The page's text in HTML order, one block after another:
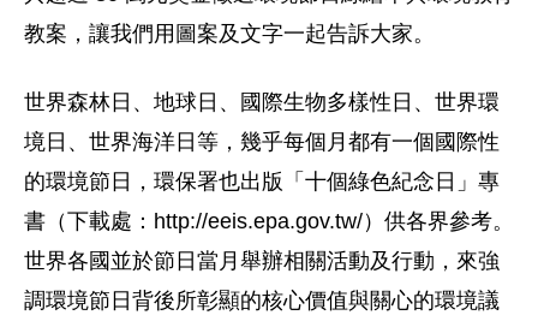
教案，讓我們用圖案及文字一起告訴大家。
世界森林日、地球日、國際生物多樣性日、世界環
境日、世界海洋日等，幾乎每個月都有一個國際性
的環境節日，環保署也出版「十個綠色紀念日」專
書（下載處：http://eeis.epa.gov.tw/）供各界參考。
世界各國並於節日當月舉辦相關活動及行動，來強
調環境節日背後所彰顯的核心價值與關心的環境議